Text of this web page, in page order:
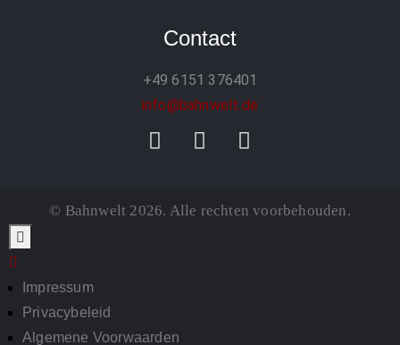
Contact
+49 6151 376401
info@bahnwelt.de
© Bahnwelt 2026. Alle rechten voorbehouden.
Impressum
Privacybeleid
Algemene Voorwaarden